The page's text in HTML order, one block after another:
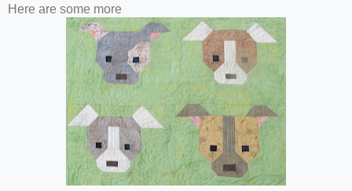
Here are some more